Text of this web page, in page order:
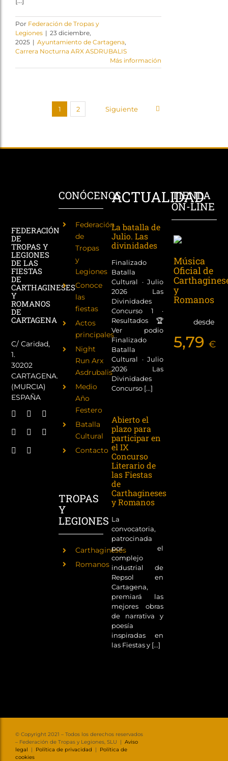
Por Federación de Tropas y
Legiones | 23 diciembre,
2025 | Ayuntamiento de Cartagena
Carrera Nocturna ARX ASDRUBALIS
Más información
1 2 Siguiente
FEDERACIÓN
DE
TROPAS Y
LEGIONES
DE LAS
FIESTAS
DE
CARTHAGINESES
Y
ROMANOS
DE
CARTAGENA
C/ Caridad,
1.
30202
CARTAGENA.
(MURCIA)
ESPAÑA
CONÓCENOS
Federación
de
Tropas
y
Legiones
Conoce
las
fiestas
Actos
principales
Night
Run Arx
Asdrubalis
Medio
Año
Festero
Batalla
Cultural
Contacto
TROPAS
Y
LEGIONES
Carthagineses
Romanos
ACTUALIDAD
La batalla de
Julio. Las
divinidades
Finalizado
Batalla
Cultural · Julio
2026 Las
Divinidades
Concurso 1 ·
Resultados 🏆
Ver podio
Finalizado
Batalla
Cultural · Julio
2026 Las
Divinidades
Concurso [...]
Abierto el
plazo para
participar en
el IX
Concurso
Literario de
las Fiestas
de
Carthagineses
y Romanos
La
convocatoria,
patrocinada
por el
complejo
industrial de
Repsol en
Cartagena,
premiará las
mejores obras
de narrativa y
poesía
inspiradas en
las Fiestas y [...]
TIENDA
ON-LINE
Música
Oficial de
y
Romanos
desde
5,79€
© Copyright 2021 – Todos los derechos reservados
– Federación de Tropas y Legiones, SLU | Aviso
legal | Política de privacidad | Política de
cookies